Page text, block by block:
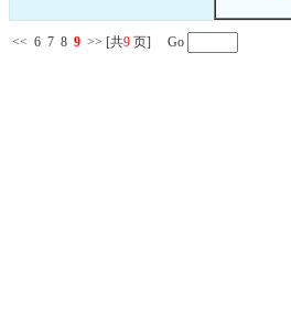
<< 6 7 8 9 >> [共9 页] Go